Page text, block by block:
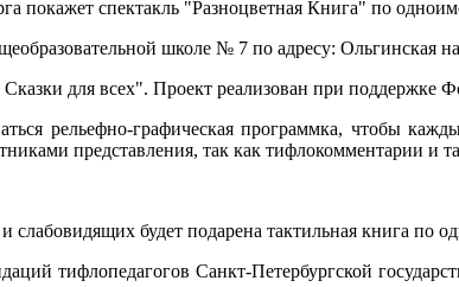
покажет спектакль "Разноцветная Книга" по
школе № 7 по адресу: Ольгинская
для всех". Проект реализован при поддержке
рельефно-графическая программка, чтобы
представления, так как тифлокомментарии и
слабовидящих будет подарена тактильная книга по
тифлопедагогов Санкт-Петербургской